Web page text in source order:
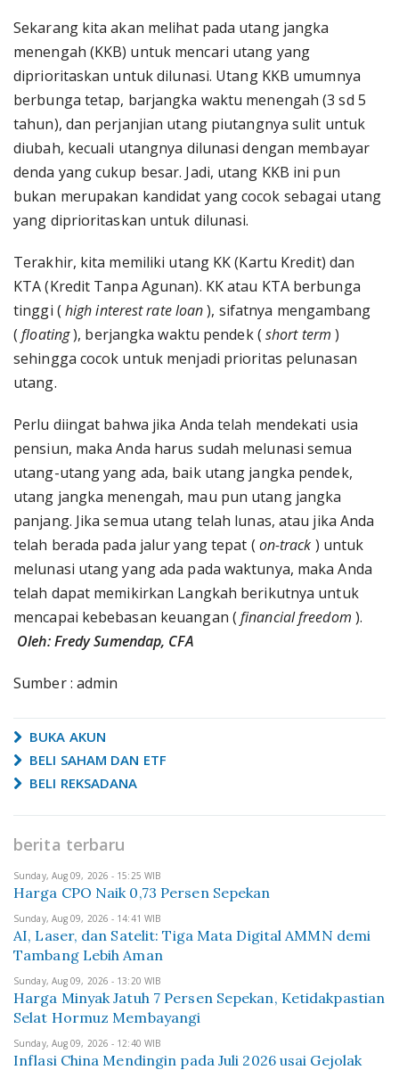
Sekarang kita akan melihat pada utang jangka
menengah (KKB) untuk mencari utang yang
diprioritaskan untuk dilunasi. Utang KKB umumnya
berbunga tetap, barjangka waktu menengah (3 sd 5
tahun), dan perjanjian utang piutangnya sulit untuk
diubah, kecuali utangnya dilunasi dengan membayar
denda yang cukup besar. Jadi, utang KKB ini pun
bukan merupakan kandidat yang cocok sebagai utang
yang diprioritaskan untuk dilunasi.
Terakhir, kita memiliki utang KK (Kartu Kredit) dan
KTA (Kredit Tanpa Agunan). KK atau KTA berbunga
tinggi ( high interest rate loan), sifatnya mengambang
(floating), berjangka waktu pendek ( short term )
sehingga cocok untuk menjadi prioritas pelunasan
utang.
Perlu diingat bahwa jika Anda telah mendekati usia
pensiun, maka Anda harus sudah melunasi semua
utang-utang yang ada, baik utang jangka pendek,
utang jangka menengah, mau pun utang jangka
panjang. Jika semua utang telah lunas, atau jika Anda
telah berada pada jalur yang tepat ( on-track ) untuk
melunasi utang yang ada pada waktunya, maka Anda
telah dapat memikirkan Langkah berikutnya untuk
mencapai kebebasan keuangan (financial freedom ).
Oleh: Fredy Sumendap, CFA
Sumber : admin
BUKA AKUN
BELI SAHAM DAN ETF
BELI REKSADANA
berita terbaru
Sunday, Aug 09, 2026 - 15:25 WIB
Harga CPO Naik 0,73 Persen Sepekan
Sunday, Aug 09, 2026 - 14:41 WIB
AI, Laser, dan Satelit: Tiga Mata Digital AMMN demi
Tambang Lebih Aman
Sunday, Aug 09, 2026 - 13:20 WIB
Harga Minyak Jatuh 7 Persen Sepekan, Ketidakpastian
Selat Hormuz Membayangi
Sunday, Aug 09, 2026 - 12:40 WIB
Inflasi China Mendingin pada Juli 2026 usai Gejolak